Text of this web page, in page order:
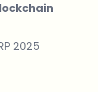
2025